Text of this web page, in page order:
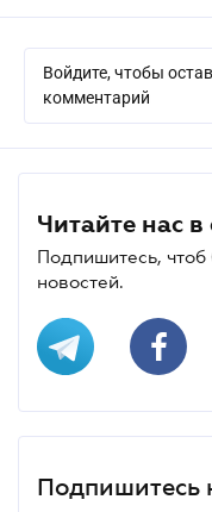
Войдите, чтобы
комментарий
Читайте нас в
Подпишитесь, чтоб
новостей.
Подпишитесь